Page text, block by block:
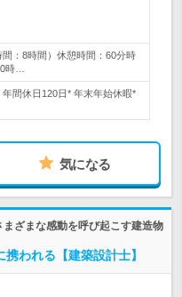
：8時間）休憩時間：60分時
時…
間休日120日* 年末年始休暇*
気になる
ざまな感動を呼び起こす建造物
われる【建築設計士】